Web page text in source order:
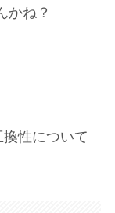
かね？
性について